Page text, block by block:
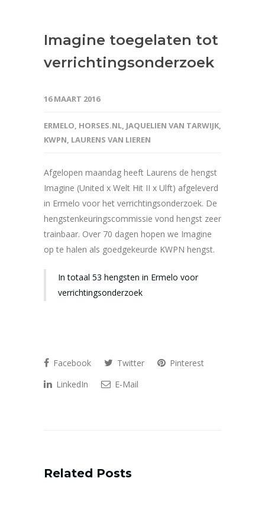
Imagine toegelaten tot
verrichtingsonderzoek
16 MAART 2016
ERMELO, HORSES.NL, JAQUELIEN VAN TARWIJK,
KWPN, LAURENS VAN LIEREN
Afgelopen maandag heeft Laurens de hengst
Imagine (United x Welt Hit II x Ulft) afgeleverd
in Ermelo voor het verrichtingsonderzoek. De
hengstenkeuringscommissie vond hengst zeer
trainbaar. Over 70 dagen hopen we Imagine
op te halen als goedgekeurde KWPN hengst.
In totaal 53 hengsten in Ermelo voor
verrichtingsonderzoek
Facebook Twitter
Pinterest
LinkedIn
E-Mail
Related Posts